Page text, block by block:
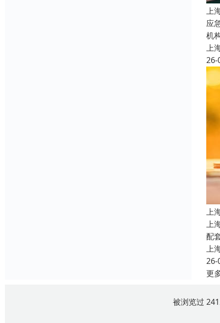
上
应
机
上
26-
上
上
配
上
26-
更
被浏览过